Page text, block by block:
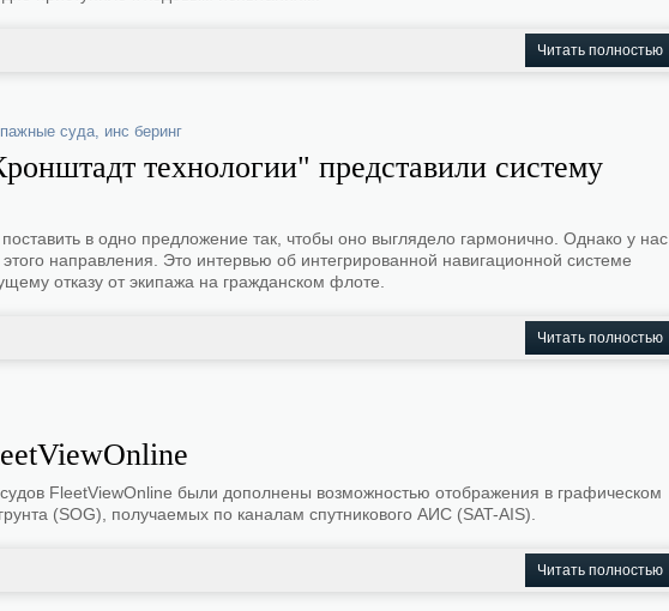
Читать полностью
суда, инс беринг
технологии" представили систему
в одно предложение так, чтобы оно выглядело гармонично. Однако у нас
направления. Это интервью об интегрированной навигационной системе
отказу от экипажа на гражданском флоте.
Читать полностью
FleetViewOnline были дополнены возможностью отображения в графическом
(SOG), получаемых по каналам спутникового АИС (SAT-AIS).
Читать полностью